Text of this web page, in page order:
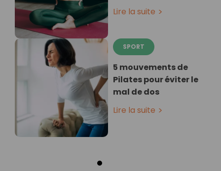
Lire la suite
SPORT
5 mouvements de
Pilates pour éviter le
mal de dos
Lire la suite